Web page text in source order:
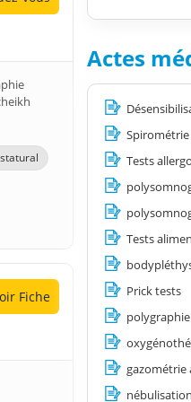
Fiche
Actes
Spirométrie
Tests
Tests
Prick tests
gazométrie